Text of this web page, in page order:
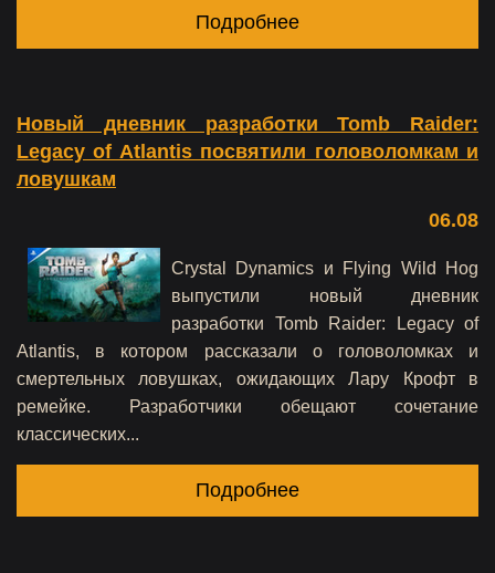
Подробнее
Новый дневник разработки Tomb Raider:
Legacy of Atlantis посвятили головоломкам и
ловушкам
06.08
Crystal Dynamics и Flying Wild Hog
выпустили новый дневник
разработки Tomb Raider: Legacy of
Atlantis, в котором рассказали о головоломках и
смертельных ловушках, ожидающих Лару Крофт в
ремейке. Разработчики обещают сочетание
классических...
Подробнее